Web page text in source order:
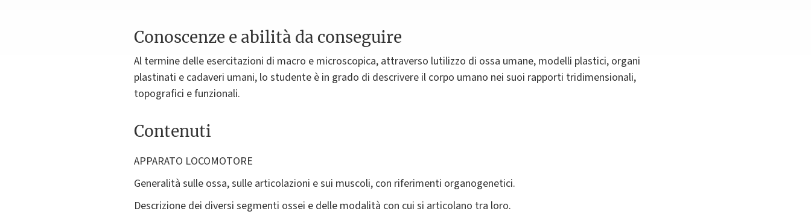
Conoscenze e abilità da conseguire
Al termine delle esercitazioni di macro e microscopica, attraverso lutilizzo di ossa umane, modelli plastici, organi
plastinati e cadaveri umani, lo studente è in grado di descrivere il corpo umano nei suoi rapporti tridimensionali,
topografici e funzionali.
Contenuti
APPARATO LOCOMOTORE
Generalità sulle ossa, sulle articolazioni e sui muscoli, con riferimenti organogenetici.
Descrizione dei diversi segmenti ossei e delle modalità con cui si articolano tra loro.